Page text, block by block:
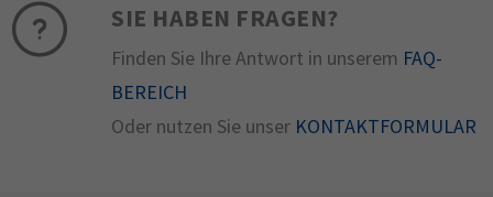
SIE HABEN FRAGEN?
Finden Sie Ihre Antwort in unserem FAQ-
BEREICH
Oder nutzen Sie unser KONTAKTFORMULAR